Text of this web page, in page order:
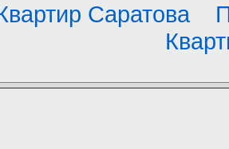
Саратова